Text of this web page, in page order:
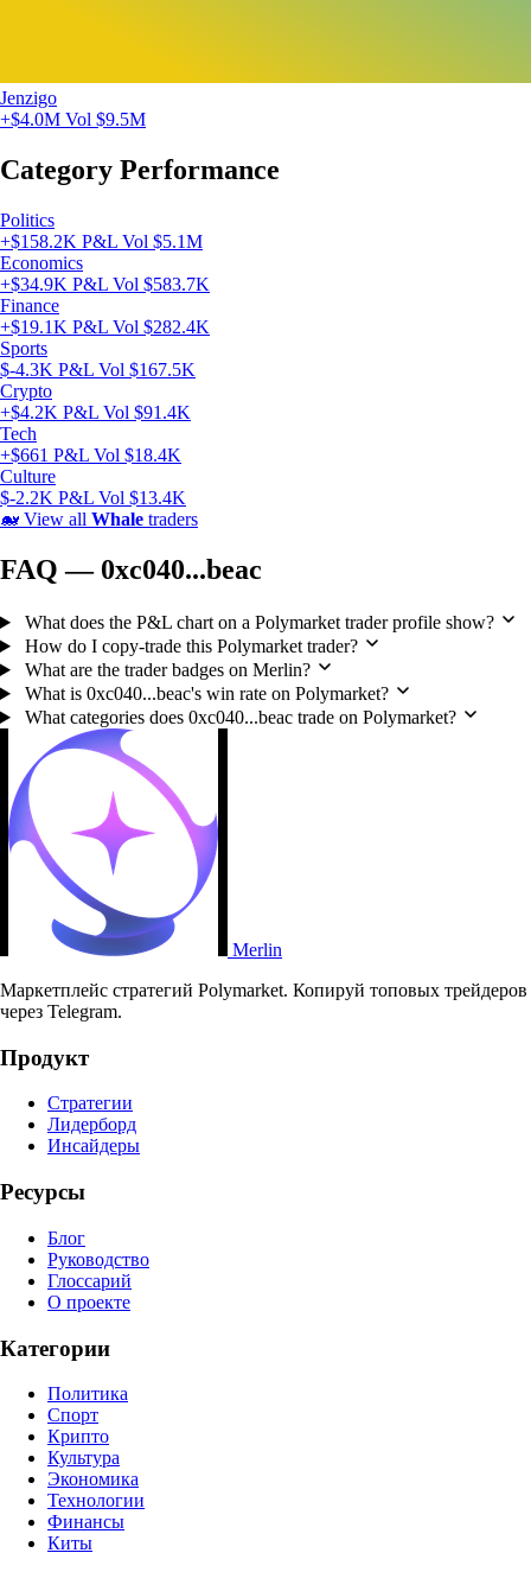
Jenzigo
+$4.0M Vol $9.5M
Category Performance
Politics
+$158.2K P&L Vol $5.1M
Economics
+$34.9K P&L Vol $583.7K
Finance
+$19.1K P&L Vol $282.4K
Sports
$-4.3K P&L Vol $167.5K
Crypto
+$4.2K P&L Vol $91.4K
Tech
+$661 P&L Vol $18.4K
Culture
$-2.2K P&L Vol $13.4K
🐋 View all Whale traders
FAQ — 0xc040...beac
What does the P&L chart on a Polymarket trader profile show?
How do I copy-trade this Polymarket trader?
What are the trader badges on Merlin?
What is 0xc040...beac's win rate on Polymarket?
What categories does 0xc040...beac trade on Polymarket?
Merlin
Маркетплейс стратегий Polymarket. Копируй топовых трейдеров
через Telegram.
Продукт
Стратегии
Лидерборд
Инсайдеры
Ресурсы
Блог
Руководство
Глоссарий
О проекте
Категории
Политика
Спорт
Крипто
Культура
Экономика
Технологии
Финансы
Киты